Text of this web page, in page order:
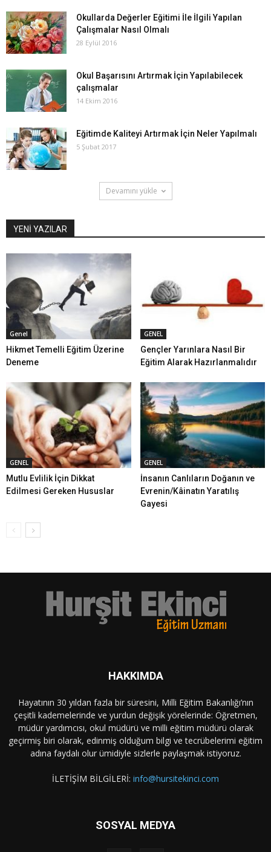
Okullarda Değerler Eğitimi İle İlgili Yapılan
Çalışmalar Nasıl Olmalı
28 Eylül 2016
Okul Başarısını Artırmak İçin Yapılabilecek
çalışmalar
14 Ekim 2016
Eğitimde Kaliteyi Artırmak İçin Neler Yapılmalı
5 Şubat 2017
Devamını yükle
YENİ YAZILAR
Genel
Hikmet Temelli Eğitim Üzerine
Deneme
GENEL
Gençler Yarınlara Nasıl Bir
Eğitim Alarak Hazırlanmalıdır
GENEL
Mutlu Evlilik İçin Dikkat
Edilmesi Gereken Hususlar
GENEL
İnsanın Canlıların Doğanın ve
Evrenin/Kâinatın Yaratılış
Gayesi
HAKKIMDA
Hayatının 30 yıldan fazla bir süresini, Milli Eğitim Bakanlığı’nın
çeşitli kademelerinde ve yurdun değişik yörelerinde: Öğretmen,
müdür yardımcısı, okul müdürü ve milli eğitim müdürü olarak
geçirmiş biri olarak, edinmiş olduğum bilgi ve tecrübelerimi eğitim
adına faydalı olur ümidiyle sizlerle paylaşmak istiyoruz.
İLETİŞİM BİLGİLERİ: info@hursitekinci.com
SOSYAL MEDYA